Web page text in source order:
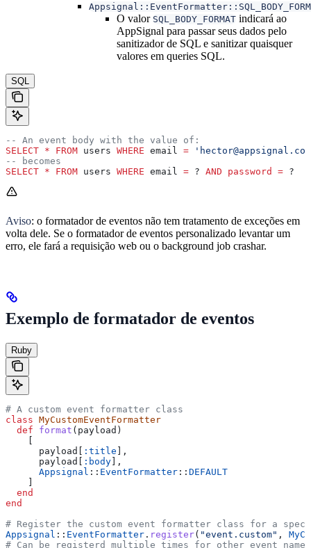
O valor SQL_BODY_FORMAT indicará ao
AppSignal para passar seus dados pelo
sanitizador de SQL e sanitizar quaisquer
valores em queries SQL.
SQL
-- An event body with the value of:
SELECT * FROM users WHERE email =
-- becomes
SELECT * FROM users WHERE email = ? AND password = ?
Aviso: o formatador de eventos não tem tratamento de exceções em
volta dele. Se o formatador de eventos personalizado levantar um
erro, ele fará a requisição web ou o background job crashar.
Exemplo de formatador de eventos
Ruby
# A custom event formatter class
class MyCustomEventFormatter
  def
format ( payload )
    [
      payload[
:title ],
      payload[
:body],
      Appsignal
:: EventFormatter :: DEFAULT
    ]
  end
end
# Register the custom event formatter class for a
Appsignal :: EventFormatter . register( "event.custom" ,
# Can be registerd multiple times for other event names